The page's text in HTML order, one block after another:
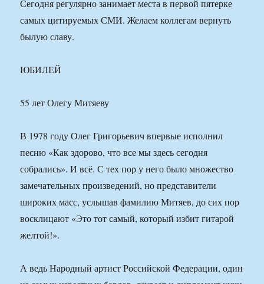
Сегодня регулярно занимает места в первой пятерке
самых цитируемых СМИ. Желаем коллегам вернуть
былую славу.
ЮБИЛЕЙ
55 лет Олегу Митяеву
В 1978 году Олег Григорьевич впервые исполнил
песню «Как здорово, что все мы здесь сегодня
собрались». И всё. С тех пор у него было множество
замечательных произведений, но представители
широких масс, услышав фамилию Митяев, до сих пор
восклицают «Это тот самый, который избит гитарой
желтой!».
А ведь Народный артист Российской Федерации, один